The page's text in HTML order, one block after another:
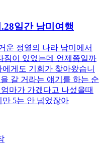
일간 남미여행
운 정열의 나라 남미에서
짐이 있었는데 언제쯤일까
게도 기회가 찾아왔습니
갈 거라는 얘기를 하는 순
마가 가겠다고 나섰을때
5는 안 넘었잖아